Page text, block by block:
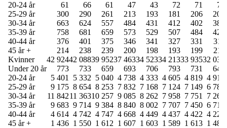
20-24 år
61 66 61 47 43 72 71
72
25-29 år
300 290 261 213 193 181 206
204
30-34 år
663 624 557 484 431 412 402
386
35-39 år
758 681 659 573 529 507 484
423
40-44 år
376 401 375 346 341 327 331
311
45 år +
214 238 239 200 198 193 199
211
Kvinner
42 92442 08839 95237 46334 52334 21333 93532 036
Under 20 år
773 733 659 693 706 793 731
645
20-24 år
5 401 5 332 5 040 4 738 4 333 4 605 4 819 4 912
25-29 år
9 175 8 654 8 253 7 832 7 168 7 124 7 149 6 783
30-34 år
11 84211 36310 257 9 085 8 262 7 958 7 751
7 267
35-39 år
9 683 9 714 9 384 8 840 8 002 7 707 7 450 6 719
40-44 år
4 614 4 742 4 747 4 668 4 449 4 437 4 422 4 222
45 år +
1 436 1 550 1 612 1 607 1 603 1 589 1 613 1 488